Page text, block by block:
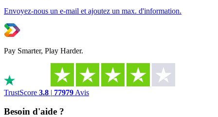
Envoyez-nous un e-mail et ajoutez un max. d'information.
Pay Smarter, Play Harder.
TrustScore 3.8 | 77979 Avis
Besoin d'aide ?